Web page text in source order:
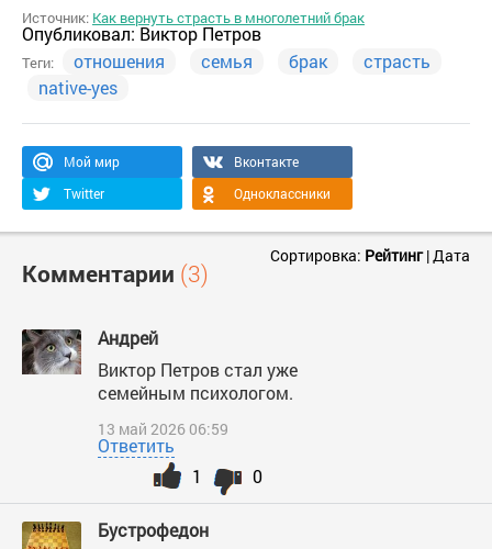
Источник: Как вернуть страсть в многолетний брак
Опубликовал:Виктор Петров
Теги: отношения семья брак
страсть
native-yes
Мой мир
Вконтакте
Twitter
Одноклассники
Комментарии (3)
Сортировка: Рейтинг|Дата
Андрей
Виктор Петров стал уже
семейным психологом.
13 май 2026 06:59
Ответить
0
1
Бустрофедон